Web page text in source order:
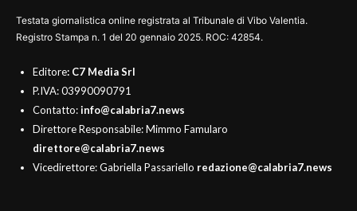
Testata giornalistica online registrata al Tribunale di Vibo Valentia.
Registro Stampa n. 1 del 20 gennaio 2025. ROC: 42854.
Editore: C7 Media Srl
P.IVA: 03990090791
Contatto:info@calabria7.news
Direttore Responsabile: Mimmo Famularo
direttore@calabria7.news
Vicedirettore: Gabriella Passariello redazione@calabria7.news